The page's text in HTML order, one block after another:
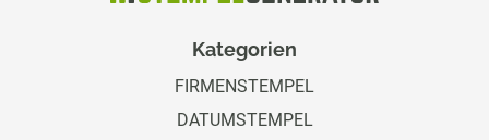
Kategorien
FIRMENSTEMPEL
DATUMSTEMPEL